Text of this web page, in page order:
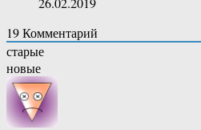
19Комментарий
старые
новые